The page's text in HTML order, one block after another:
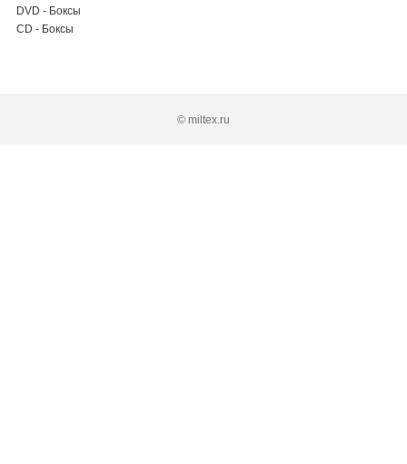
DVD - Боксы
CD - Боксы
© miltex.ru